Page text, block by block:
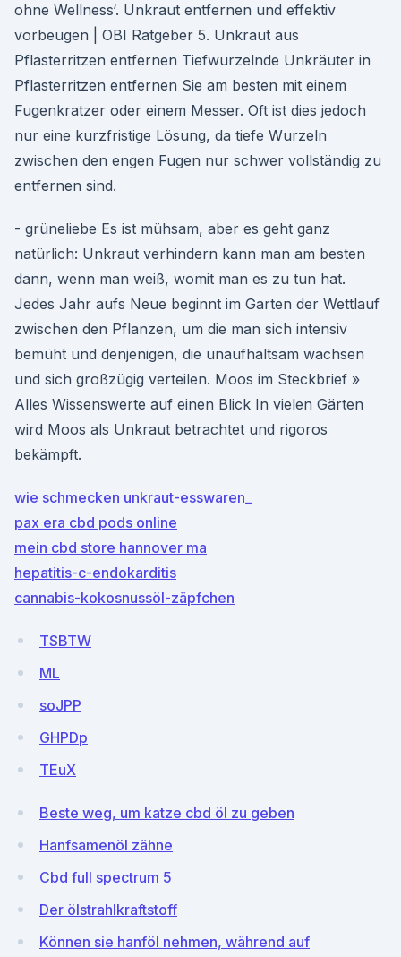
ohne Wellness‘. Unkraut entfernen und effektiv
vorbeugen | OBI Ratgeber 5. Unkraut aus
Pflasterritzen entfernen Tiefwurzelnde Unkräuter in
Pflasterritzen entfernen Sie am besten mit einem
Fugenkratzer oder einem Messer. Oft ist dies jedoch
nur eine kurzfristige Lösung, da tiefe Wurzeln
zwischen den engen Fugen nur schwer vollständig zu
entfernen sind.
- grüneliebe Es ist mühsam, aber es geht ganz
natürlich: Unkraut verhindern kann man am besten
dann, wenn man weiß, womit man es zu tun hat.
Jedes Jahr aufs Neue beginnt im Garten der Wettlauf
zwischen den Pflanzen, um die man sich intensiv
bemüht und denjenigen, die unaufhaltsam wachsen
und sich großzügig verteilen. Moos im Steckbrief »
Alles Wissenswerte auf einen Blick In vielen Gärten
wird Moos als Unkraut betrachtet und rigoros
bekämpft.
wie schmecken unkraut-esswaren_
pax era cbd pods online
mein cbd store hannover ma
hepatitis-c-endokarditis
cannabis-kokosnussöl-zäpfchen
TSBTW
ML
soJPP
GHPDp
TEuX
Beste weg, um katze cbd öl zu geben
Hanfsamenöl zähne
Cbd full spectrum 5
Der ölstrahlkraftstoff
Können sie hanföl nehmen, während auf